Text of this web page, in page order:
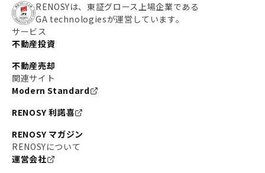
RENOSYは、東証グロース上場企業である
GA technologiesが運営しています。
サービス
不動産投資
不動産売却
関連サイト
Modern Standard
RENOSY 利諾喜
RENOSY マガジン
RENOSYについて
運営会社